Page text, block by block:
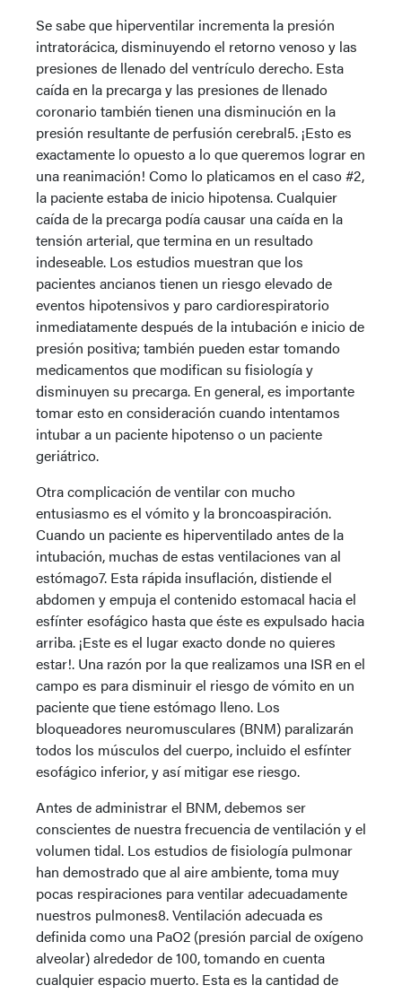
Se sabe que hiperventilar incrementa la presión
intratorácica, disminuyendo el retorno venoso y las
presiones de llenado del ventrículo derecho. Esta
caída en la precarga y las presiones de llenado
coronario también tienen una disminución en la
presión resultante de perfusión cerebral5. ¡Esto es
exactamente lo opuesto a lo que queremos lograr en
una reanimación! Como lo platicamos en el caso #2,
la paciente estaba de inicio hipotensa. Cualquier
caída de la precarga podía causar una caída en la
tensión arterial, que termina en un resultado
indeseable. Los estudios muestran que los
pacientes ancianos tienen un riesgo elevado de
eventos hipotensivos y paro cardiorespiratorio
inmediatamente después de la intubación e inicio de
presión positiva; también pueden estar tomando
medicamentos que modifican su fisiología y
disminuyen su precarga. En general, es importante
tomar esto en consideración cuando intentamos
intubar a un paciente hipotenso o un paciente
geriátrico.
Otra complicación de ventilar con mucho
entusiasmo es el vómito y la broncoaspiración.
Cuando un paciente es hiperventilado antes de la
intubación, muchas de estas ventilaciones van al
estómago7. Esta rápida insuflación, distiende el
abdomen y empuja el contenido estomacal hacia el
esfínter esofágico hasta que éste es expulsado hacia
arriba. ¡Este es el lugar exacto donde no quieres
estar!. Una razón por la que realizamos una ISR en el
campo es para disminuir el riesgo de vómito en un
paciente que tiene estómago lleno. Los
bloqueadores neuromusculares (BNM) paralizarán
todos los músculos del cuerpo, incluido el esfínter
esofágico inferior, y así mitigar ese riesgo.
Antes de administrar el BNM, debemos ser
conscientes de nuestra frecuencia de ventilación y el
volumen tidal. Los estudios de fisiología pulmonar
han demostrado que al aire ambiente, toma muy
pocas respiraciones para ventilar adecuadamente
nuestros pulmones8. Ventilación adecuada es
definida como una PaO2 (presión parcial de oxígeno
alveolar) alrededor de 100, tomando en cuenta
cualquier espacio muerto. Esta es la cantidad de